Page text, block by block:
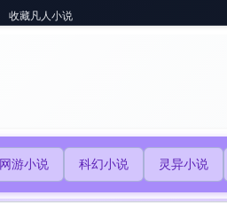
收藏凡人小说
网游小说 科幻小说 灵异小说